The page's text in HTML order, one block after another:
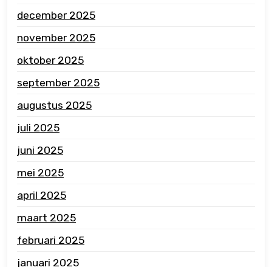
december 2025
november 2025
oktober 2025
september 2025
augustus 2025
juli 2025
juni 2025
mei 2025
april 2025
maart 2025
februari 2025
januari 2025